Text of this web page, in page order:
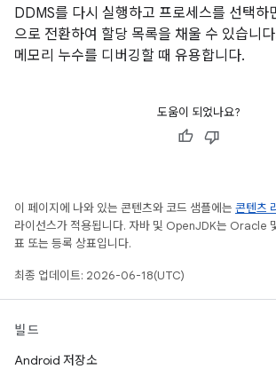
DDMS를 다시 실행하고 프로세스를 선택하
으로 전환하여 할당 목록을 채울 수 있습니
메모리 누수를 디버깅할 때 유용합니다.
도움이 되었나요?
이 페이지에 나와 있는 콘텐츠와 코드 샘플에는 콘텐츠
라이선스가 적용됩니다. 자바 및 OpenJDK는 Oracle
표 또는 등록 상표입니다.
최종 업데이트: 2026-06-18(UTC)
빌드
Android 저장소